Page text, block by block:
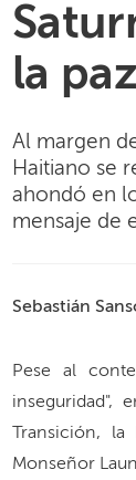
la
Al margen
Haitiano se
ahondó en
mensaje de
Sebastián
Pese al
inseguridad",
Transición,
Monseñor